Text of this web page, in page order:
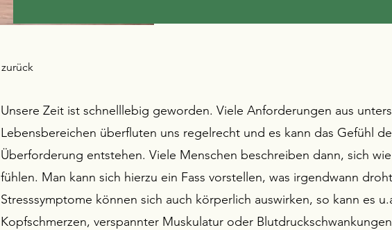
zurück
Unsere Zeit ist schnelllebig geworden. Viele Anforderungen aus
Lebensbereichen überfluten uns regelrecht und es kann das Gefühl
Überforderung entstehen. Viele Menschen beschreiben dann, sich
fühlen. Man kann sich hierzu ein Fass vorstellen, was irgendwann
Stresssymptome können sich auch körperlich auswirken, so kann es
Kopfschmerzen, verspannter Muskulatur oder